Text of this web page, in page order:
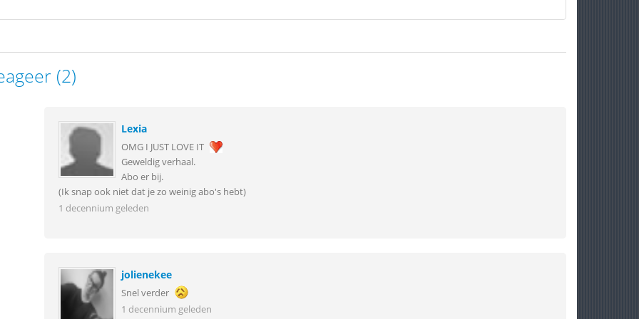
(2)
Lexia
OMG I JUST LOVE IT
Geweldig verhaal.
Abo er bij.
(Ik snap ook niet dat je zo weinig abo's hebt)
1 decennium geleden
jolienekee
Snel verder
1 decennium geleden